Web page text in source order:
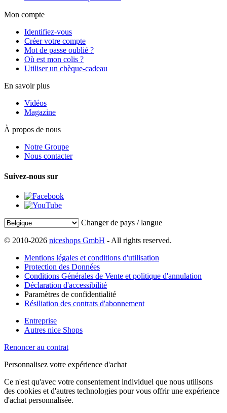
Mon compte
Identifiez-vous
Créer votre compte
Mot de passe oublié ?
Où est mon colis ?
Utiliser un chèque-cadeau
En savoir plus
Vidéos
Magazine
À propos de nous
Notre Groupe
Nous contacter
Suivez-nous sur
Changer de pays / langue
© 2010-2026 niceshops GmbH - All rights reserved.
Mentions légales et conditions d'utilisation
Protection des Données
Conditions Générales de Vente et politique d'annulation
Déclaration d'accessibilité
Paramètres de confidentialité
Résiliation des contrats d'abonnement
Entreprise
Autres nice Shops
Renoncer au contrat
Personnalisez votre expérience d'achat
Ce n'est qu'avec votre consentement individuel que nous utilisons
des cookies et d'autres technologies pour vous offrir une expérience
d'achat personnalisée.